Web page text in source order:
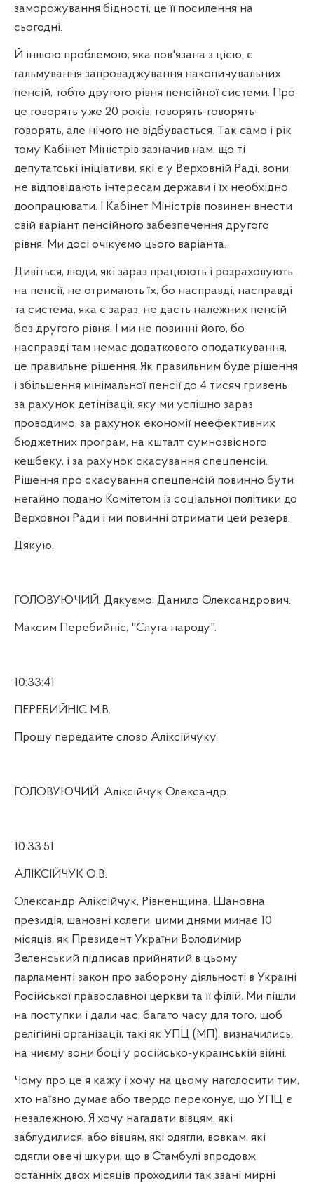
заморожування бідності, це її посилення на
сьогодні.
Й іншою проблемою, яка пов'язана з цією, є
гальмування запроваджування накопичувальних
пенсій, тобто другого рівня пенсійної системи. Про
це говорять уже 20 років, говорять-говорять-
говорять, але нічого не відбувається. Так само і рік
тому Кабінет Міністрів зазначив нам, що ті
депутатські ініціативи, які є у Верховній Раді, вони
не відповідають інтересам держави і їх необхідно
доопрацювати. І Кабінет Міністрів повинен внести
свій варіант пенсійного забезпечення другого
рівня. Ми досі очікуємо цього варіанта.
Дивіться, люди, які зараз працюють і розраховують
на пенсії, не отримають їх, бо насправді, насправді
та система, яка є зараз, не дасть належних пенсій
без другого рівня. І ми не повинні його, бо
насправді там немає додаткового оподаткування,
це правильне рішення. Як правильним буде рішення
і збільшення мінімальної пенсії до 4 тисяч гривень
за рахунок детінізації, яку ми успішно зараз
проводимо, за рахунок економії неефективних
бюджетних програм, на кшталт сумнозвісного
кешбеку, і за рахунок скасування спецпенсій.
Рішення про скасування спецпенсій повинно бути
негайно подано Комітетом із соціальної політики до
Верховної Ради і ми повинні отримати цей резерв.
Дякую.
ГОЛОВУЮЧИЙ. Дякуємо, Данило Олександрович.
Максим Перебийніс, "Слуга народу".
10:33:41
ПЕРЕБИЙНІС М.В.
Прошу передайте слово Аліксійчуку.
ГОЛОВУЮЧИЙ. Аліксійчук Олександр.
10:33:51
АЛІКСІЙЧУК О.В.
Олександр Аліксійчук, Рівненщина. Шановна
президія, шановні колеги, цими днями минає 10
місяців, як Президент України Володимир
Зеленський підписав прийнятий в цьому
парламенті закон про заборону діяльності в Україні
Російської православної церкви та її філій. Ми пішли
на поступки і дали час, багато часу для того, щоб
релігійні організації, такі як УПЦ (МП), визначились,
на чиєму вони боці у російсько-українській війні.
Чому про це я кажу і хочу на цьому наголосити тим,
хто наївно думає або твердо переконує, що УПЦ є
незалежною. Я хочу нагадати вівцям, які
заблудилися, або вівцям, які одягли, вовкам, які
одягли овечі шкури, що в Стамбулі впродовж
останніх двох місяців проходили так звані мирні